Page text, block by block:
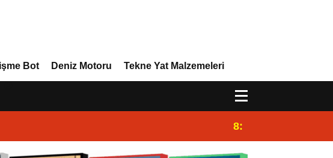
Bot Deniz Motoru Tekne Yat Malzemeleri
8:29